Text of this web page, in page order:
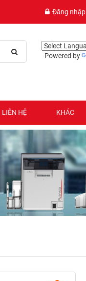
Đăng nhập
Powered by
LIÊN HỆ KHÁC